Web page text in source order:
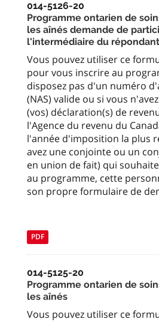
014-5126-20
Programme ontarien de
les aînés demande de
l'intermédiaire du répondant
Vous pouvez utiliser ce
pour vous inscrire au
disposez pas d'un numéro
(NAS) valide ou si vous
(vos) déclaration(s) de
l'Agence du revenu du
l'année d'imposition la plus
avez une conjointe ou un
en union de fait) qui
au programme, cette
son propre formulaire de
PDF
014-5125-20
Programme ontarien de
les aînés
Vous pouvez utiliser ce